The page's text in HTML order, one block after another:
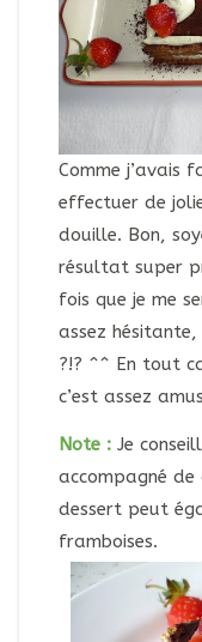
Comme j’avais
effectuer de
douille. Bon,
résultat super
fois que je me
assez hésitante,
?!? ^^ En tout
c’est assez
Note :Je
accompagné de
dessert peut
framboises.